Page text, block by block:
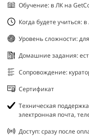
Обучение: в ЛК на
Когда будете учиться:
Уровень сложности:
Домашние задания:
Сопровождение:
Сертификат
Техническая
электронная почта,
Доступ: сразу после